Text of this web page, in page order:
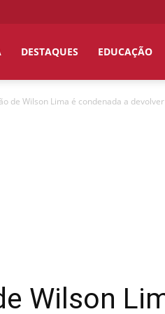
DESTAQUES EDUCAÇÃO
de Wilson Lima é condenada a
Wilson